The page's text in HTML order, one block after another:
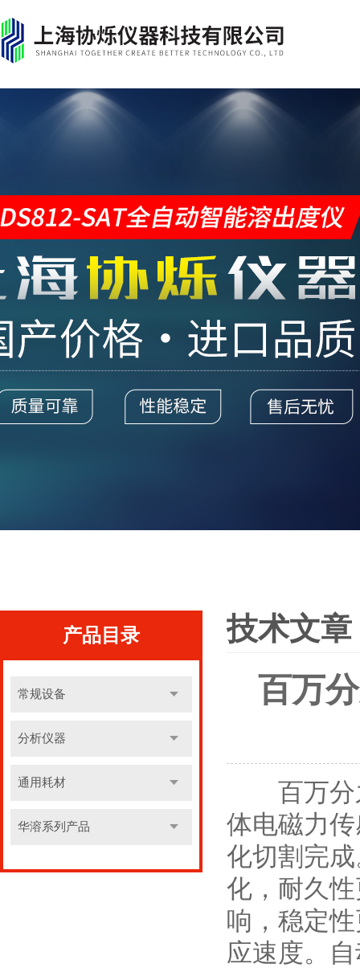
产品目录
常规设备
分析仪器
通用耗材
华溶系列产品
技术文章
百万
百万
体电磁力
化切割完
化，耐久
响，稳定
应速度。